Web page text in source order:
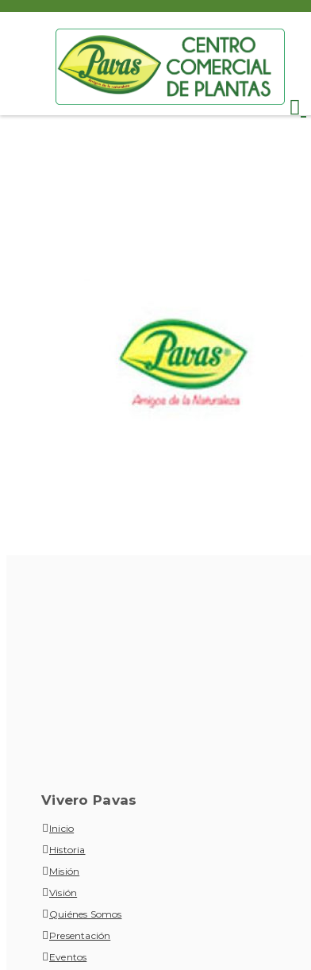
Vivero Pavas
Inicio
Historia
Misión
Visión
Quiénes Somos
Presentación
Eventos